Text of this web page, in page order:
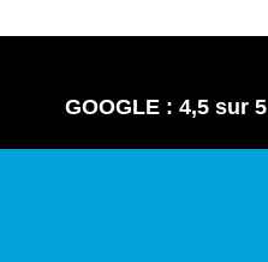
GOOGLE : 4,5 sur 5